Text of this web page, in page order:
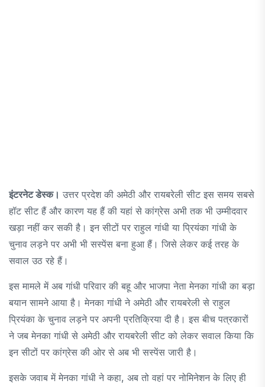
इंटरनेट डेस्क। उत्तर प्रदेश की अमेठी और रायबरेली सीट इस समय सबसे
हॉट सीट हैं और कारण यह हैं की यहां से कांग्रेस अभी तक भी उम्मीदवार
खड़ा नहीं कर सकी है। इन सीटों पर राहुल गांधी या प्रियंका गांधी के
चुनाव लड़ने पर अभी भी सस्पेंस बना हुआ हैं। जिसे लेकर कई तरह के
सवाल उठ रहे हैं।
इस मामले में अब गांधी परिवार की बहू और भाजपा नेता मेनका गांधी का बड़ा
बयान सामने आया है। मेनका गांधी ने अमेठी और रायबरेली से राहुल
प्रियंका के चुनाव लड़ने पर अपनी प्रतिक्रिया दी है। इस बीच पत्रकारों
ने जब मेनका गांधी से अमेठी और रायबरेली सीट को लेकर सवाल किया कि
इन सीटों पर कांग्रेस की ओर से अब भी सस्पेंस जारी है।
इसके जवाब में मेनका गांधी ने कहा, अब तो वहां पर नोमिनेशन के लिए ही